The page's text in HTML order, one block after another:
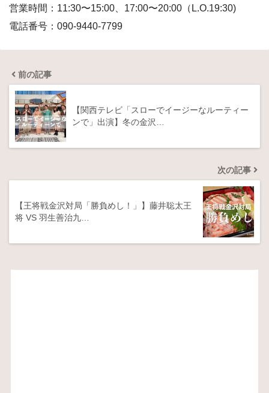
営業時間：11:30〜15:00、17:00〜20:00（L.O.19:30)
電話番号：090-9440-7799
前の記事
【関西テレビ「スローでイージーなルーティー
ンで」出演】冬の金沢…
次の記事
【王将戦金沢対局「勝負めし！」】藤井聡太王
将 VS 羽生善治九…